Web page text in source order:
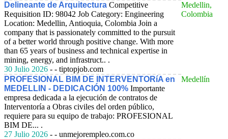
Delineante de Arquitectura Competitive
Requisition ID: 98042 Job Category: Engineering
Location: Medellin, Antioquia, Colombia Join a
company that is passionately committed to the pursuit
of a better world through positive change. With more
than 65 years of business and technical expertise in
mining, energy, and infrastruct.. .
30 Julio 2026 - - tiptopjob.com
Medellin,
Colombia
PROFESIONAL BIM DE INTERVENTORíA en
MEDELLIN - DEDICACIÓN 100% Importante
empresa dedicada a la ejecución de contratos de
Interventoría a Obras civiles del orden público,
requiere para su equipo de trabajo: PROFESIONAL
BIM DE... .
27 Julio 2026 - - unmejorempleo.com.co
Medellín